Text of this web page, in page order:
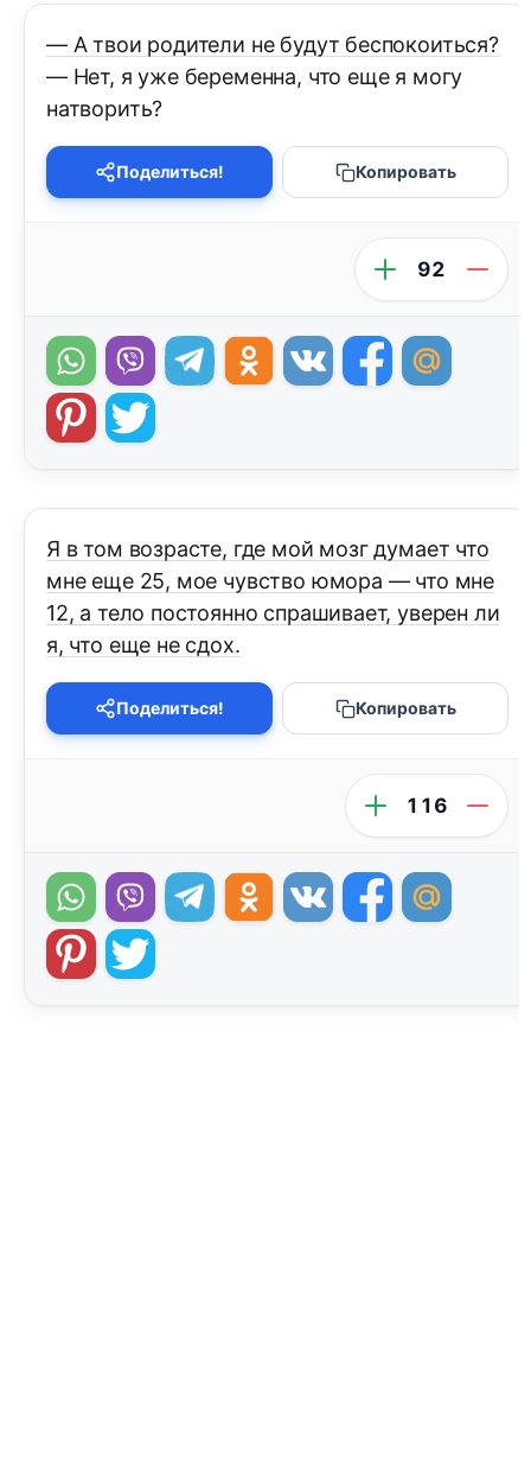
— А твои родители не будут беспокоиться?
— Нет, я уже беременна, что еще я могу
натворить?
Поделиться! Копировать
92
Я в том возрасте, где мой мозг думает что
мне еще 25, мое чувство юмора — что мне
12, а тело постоянно спрашивает, уверен ли
я, что еще не сдох.
Поделиться! Копировать
116